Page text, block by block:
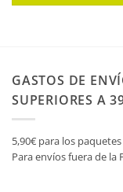
GASTOS DE
SUPERIORES A
5,90€ para los
Para envíos fuera de la